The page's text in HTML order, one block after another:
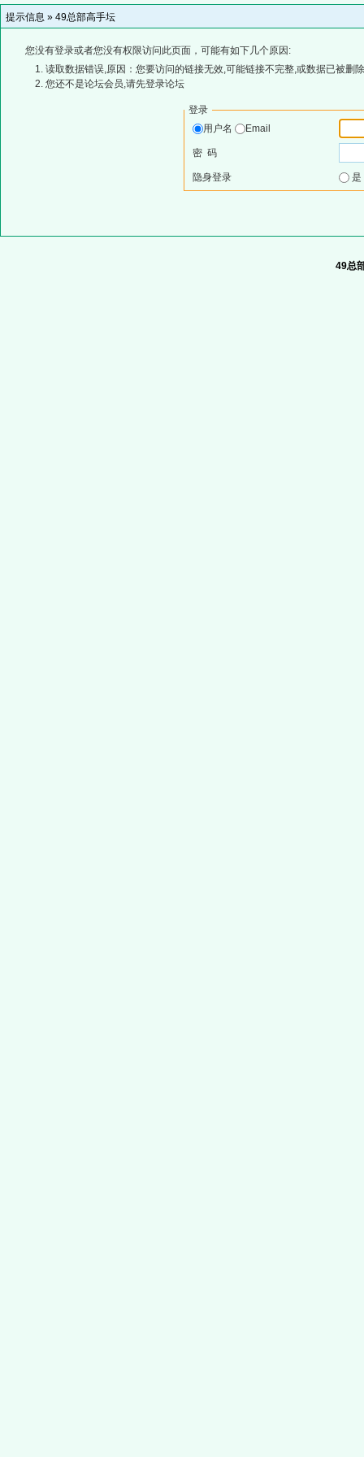
提示信息 » 49总部高手坛
您没有登录或者您没有权限访问此页面，可能有如下几个原因:
读取数据错误,原因：您要访问的链接无效,可能链接不完整,或数据已被删
您还不是论坛会员,请先登录论坛
登录
用户名
Email
密 码
隐身登录
49总